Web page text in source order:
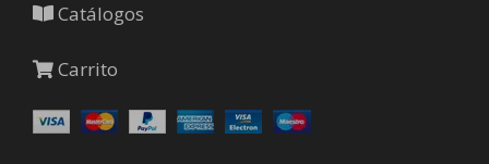
Catálogos
Carrito